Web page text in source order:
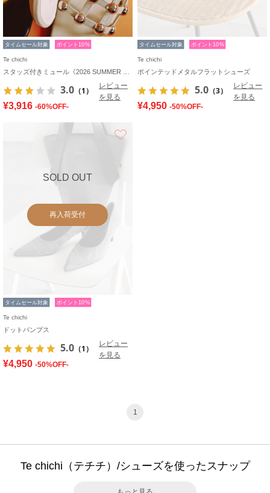
タイムセール対象 ポイント10%
Te chichi
3.0 （1）
レビュー
を見る
¥3,916 -60%OFF-
タイムセール対象 ポイント10%
Te chichi
ポインテッドメタルフラットシューズ
5.0 （3）
レビュー
を見る
¥4,950 -50%OFF-
SOLD OUT
再入荷受付
タイムセール対象 ポイント10%
Te chichi
ドットパンプス
5.0 （1）
レビュー
を見る
¥4,950 -50%OFF-
1
Te chichi（テチチ）/シューズを使ったスナップ